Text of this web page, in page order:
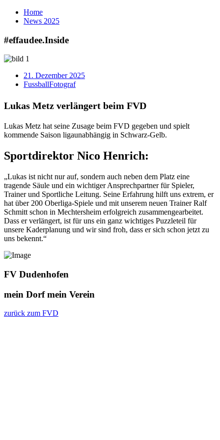
Home
News 2025
#effaudee.Inside
21. Dezember 2025
FussballFotograf
Lukas Metz verlängert beim FVD
Lukas Metz hat seine Zusage beim FVD gegeben und spielt
kommende Saison ligaunabhängig in Schwarz-Gelb.
Sportdirektor Nico Henrich:
„Lukas ist nicht nur auf, sondern auch neben dem Platz eine
tragende Säule und ein wichtiger Ansprechpartner für Spieler,
Trainer und Sportliche Leitung. Seine Erfahrung hilft uns extrem, er
hat über 200 Oberliga-Spiele und mit unserem neuen Trainer Ralf
Schmitt schon in Mechtersheim erfolgreich zusammengearbeitet.
Dass er verlängert, ist für uns ein ganz wichtiges Puzzleteil für
unsere Kaderplanung und wir sind froh, dass er sich schon jetzt zu
uns bekennt.“
FV Dudenhofen
mein Dorfmein Verein
zurück zum FVD